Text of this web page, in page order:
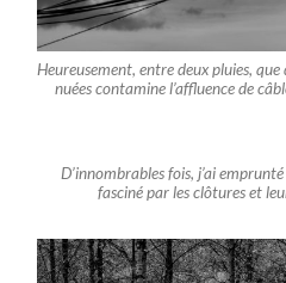
Heureusement, entre deux pluies, que
nuées contamine l’affluence de
D’innombrables fois, j’ai
fasciné par les clôtures et